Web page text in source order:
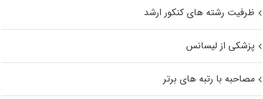
ظرفیت رشته های کنکور ارشد
پزشکی از لیسانس
مصاحبه با رتبه های برتر